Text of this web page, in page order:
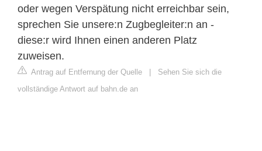
oder wegen Verspätung nicht erreichbar sein,
sprechen Sie unsere:n Zugbegleiter:n an -
diese:r wird Ihnen einen anderen Platz
zuweisen.
Antrag auf Entfernung der Quelle
Sehen Sie sich die
vollständige Antwort auf bahn.de an